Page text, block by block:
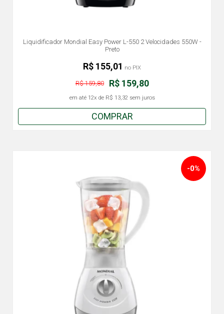
Liquidificador Mondial Easy Power L-550 2 Velocidades 550W -
Preto
R$ 159,80
R$ 159,80
em até 12x de R$ 13,32sem juros
R$ 155,01 no PIX
COMPRAR
-0%